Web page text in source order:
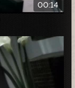
00:14